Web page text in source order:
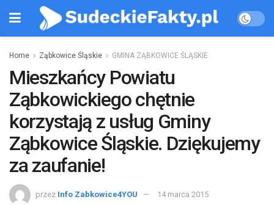
Home Ząbkowice Śląskie GMINA ZĄBKOWICE ŚLĄSKIE
Mieszkańcy Powiatu
Ząbkowickiego chętnie
korzystają z usług Gminy
Ząbkowice Śląskie. Dziękujemy
za zaufanie!
przez Info Zabkowice4YOU 14 marca 2015